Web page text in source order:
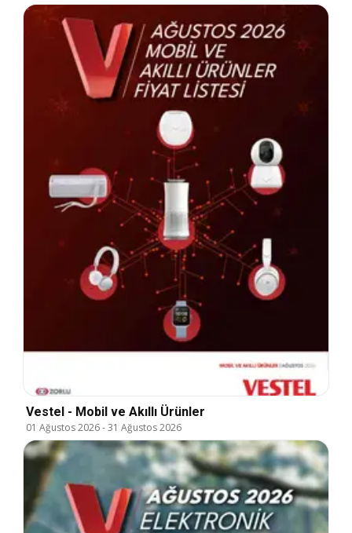
Vestel - Mobil ve Akıllı Ürünler
01 Ağustos 2026-31 Ağustos 2026